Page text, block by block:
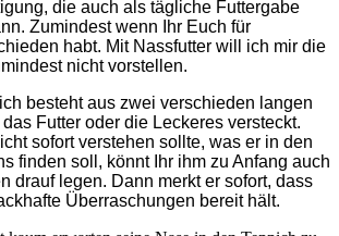
die auch als tägliche Futtergabe
Zumindest wenn Ihr Euch für
habt. Mit Nassfutter will ich mir die
nicht vorstellen.
besteht aus zwei verschieden langen
Futter oder die Leckeres versteckt.
sofort verstehen sollte, was er in den
finden soll, könnt Ihr ihm zu Anfang auch
drauf legen. Dann merkt er sofort, dass
Überraschungen bereit hält.